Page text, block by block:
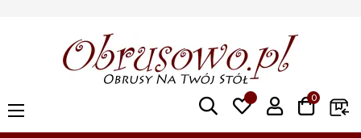
0
Toggle
navigation
☰